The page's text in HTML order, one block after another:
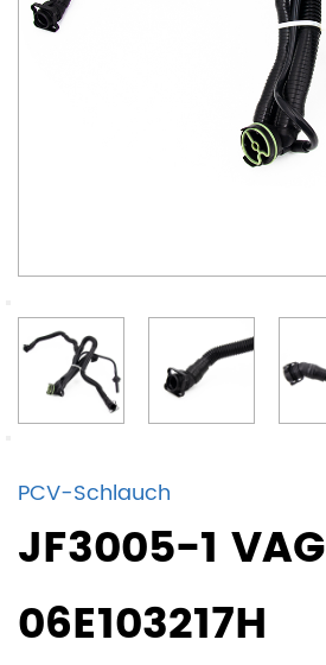
PCV-Schlauch
JF3005-1 VAG
06E103217H